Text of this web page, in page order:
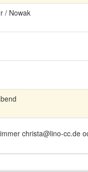
/ Nowak
christa@lino-cc.de